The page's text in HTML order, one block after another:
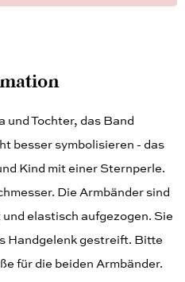
und Tochter, das Band
besser symbolisieren - das
Kind mit einer Sternperle.
Die Armbänder sind
elastisch aufgezogen. Sie
Handgelenk gestreift. Bitte
für die beiden Armbänder.